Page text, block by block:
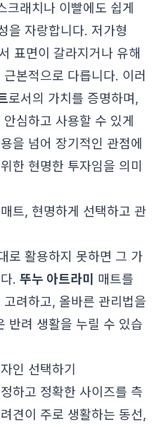
래치나 이빨에도 쉽게
을 자랑합니다. 저가형
표면이 갈라지거나 유해
본적으로 다릅니다. 이러
로서의 가치를 증명하며,
심하고 사용할 수 있게
을 넘어 장기적인 관점에
한 현명한 투자임을 의미
트, 현명하게 선택하고 관
로 활용하지 못하면 그 가
. 뚜누 아트라미
매트를
려하고, 올바른 관리법을
반려 생활을 누릴 수 있습
인 선택하기
하고 정확한 사이즈를 측
견이 주로 생활하는 동선,